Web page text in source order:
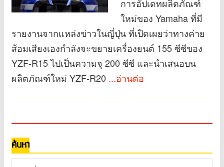
การอัปเดทผลิตภัณฑ์
ใหม่ของ Yamaha ที่มี
รายงานจากแหล่งข่าวในญี่ปุ่น ที่เปิดเผยว่าทางค่าย
ส้อมเสียงเองกำลังจะขยายเครื่องยนต์ 155 ซีซีของ
YZF-R15 ไปเป็นความจุ 200 ซีซี และนำเสนอบน
ผลิตภัณฑ์ใหม่ YZF-R20 ...อ่านต่อ
ค้นหา